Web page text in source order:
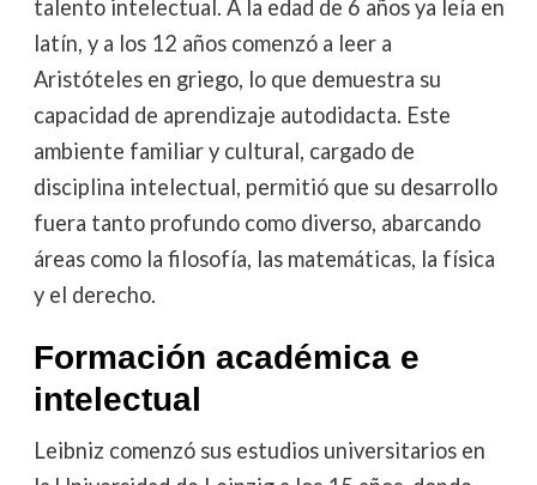
talento intelectual. A la edad de 6 años ya leía en
latín, y a los 12 años comenzó a leer a
Aristóteles en griego, lo que demuestra su
capacidad de aprendizaje autodidacta. Este
ambiente familiar y cultural, cargado de
disciplina intelectual, permitió que su desarrollo
fuera tanto profundo como diverso, abarcando
áreas como la filosofía, las matemáticas, la física
y el derecho.
Formación académica e
intelectual
Leibniz comenzó sus estudios universitarios en